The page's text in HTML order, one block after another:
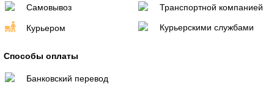
Самовывоз
Курьером
Транспортной компанией
Курьерскими службами
Способы оплаты
Банковский перевод